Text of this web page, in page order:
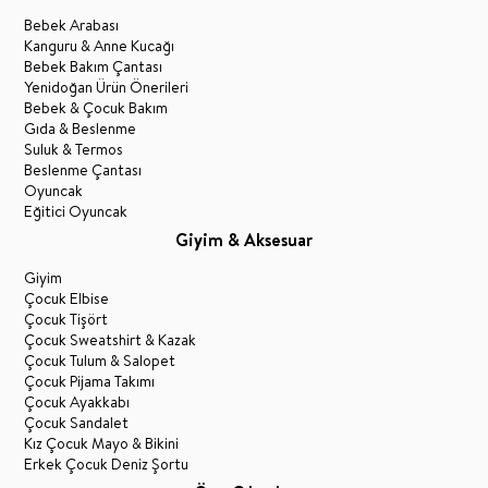
Bebek Arabası
Kanguru & Anne Kucağı
Bebek Bakım Çantası
Yenidoğan Ürün Önerileri
Bebek & Çocuk Bakım
Gıda & Beslenme
Suluk & Termos
Beslenme Çantası
Oyuncak
Eğitici Oyuncak
Giyim & Aksesuar
Giyim
Çocuk Elbise
Çocuk Tişört
Çocuk Sweatshirt & Kazak
Çocuk Tulum & Salopet
Çocuk Pijama Takımı
Çocuk Ayakkabı
Çocuk Sandalet
Kız Çocuk Mayo & Bikini
Erkek Çocuk Deniz Şortu